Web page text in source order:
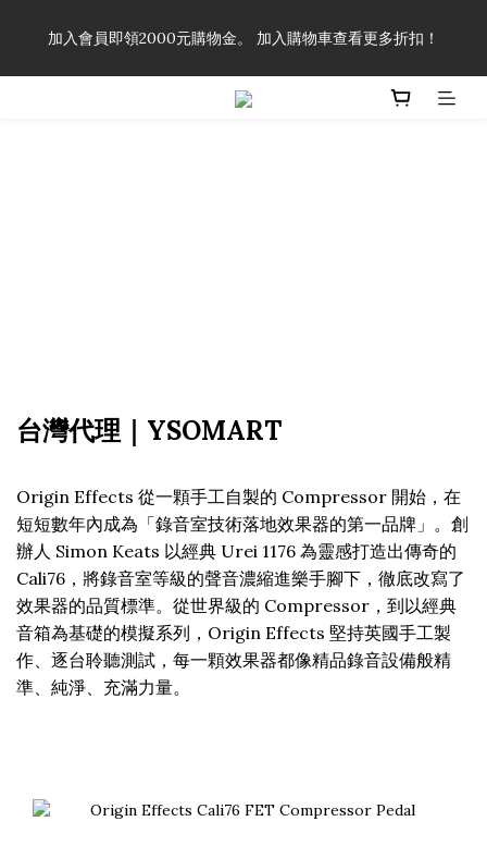
享有弦線、配件終生89折優惠！
加入會員即領2000元購物金。 加入購物車查看更多折扣！
「一生弦命！」單筆購買弦線、配件滿$999（不含運費），即可
台灣代理｜YSOMART
Origin Effects 從一顆手工自製的 Compressor 開始，在
短短數年內成為「錄音室技術落地效果器的第一品牌」。創
辦人 Simon Keats 以經典 Urei 1176 為靈感打造出傳奇的
Cali76，將錄音室等級的聲音濃縮進樂手腳下，徹底改寫了
效果器的品質標準。從世界級的 Compressor，到以經典
音箱為基礎的模擬系列，Origin Effects 堅持英國手工製
作、逐台聆聽測試，每一顆效果器都像精品錄音設備般精
準、純淨、充滿力量。